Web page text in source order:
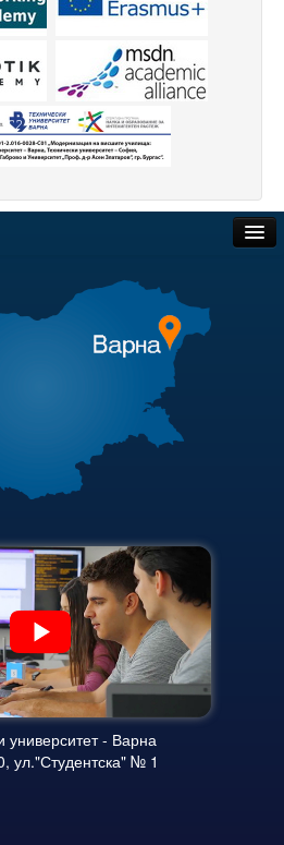
университет - Варна
ул."Студентска" № 1